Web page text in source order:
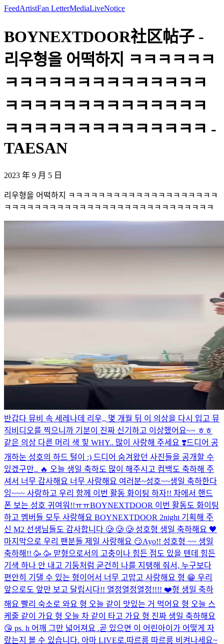
FeedArtistFan LetterMediaLiveNotice
BOYNEXTDOOR社区帖子 -
리우형을 어떡하지 ㅋㅋㅋㅋㅋㅋ
ㅋㅋㅋㅋㅋㅋㅋㅋㅋㅋㅋㅋㅋㅋ
ㅋㅋㅋㅋㅋㅋㅋㅋㅋㅋㅋㅋㅋㅋ
ㅋㅋㅋㅋㅋㅋㅋㅋㅋㅋㅋㅋㅋㅋ -
TAESAN
2023 年 9 月 5 日
리우형을 어떡하지 ㅋㅋㅋㅋㅋㅋㅋㅋㅋㅋㅋㅋㅋㅋㅋㅋㅋㅋㅋㅋ
ㅋㅋㅋㅋㅋㅋㅋㅋㅋㅋㅋㅋㅋㅋㅋㅋㅋㅋㅋㅋㅋㅋㅋㅋㅋㅋㅋㅋ
반갑다 뮤비 속 세레나데 리우,, 몇 개월 뒤 이 의상을 다시 입고 뮤
직비디오를 찍으니까 기분이 진짜 신기하고 이상했어요~~ ㅎㅎ
같은 의상 다른 머리 색 힣 WHY.. 많이 사랑해 주세요 ❣️드디어 공
개하눈 성호의 하드 털이 :) 드디어 숨겨왔던 사진들을 공개할 수
있겠구만.. 🔥 오늘 생일 축하도 많이 해주시고 컴백도 축하해 주
셔서 너무 감사해요 너무 사랑해요 여러분~성호~~생일 축하한다
잉~~~ 사랑하고 우리 함께 이번 활동 화이팅 하자!! 차에서 핸드
폰 보는 성호 귀여워!!ㅠㅠBOYNEXTDOOR 이번 활동도 화이팅
하고 멤버들 모두 사랑해요 BOYNEXTDOOR 2night 기획해 주
신 M2 선생님들도 감사합니다 🥲 🥲 🥲 성호형 생일 축하해요 🖤
마지막으로 우리 팬분들 제일 사랑해요 😏Ayo!! 성호형 ~~ 생일
축하해!! 🥳 🥳 맏형으로서의 고충이나 힘든 점도 있을 텐데 힘든
기색 하나 안 내고 기둥처럼 굳건히 나를 지탱해 줘서, 누구보다
편안히 기댈 수 있는 형이어서 너무 고맙고 사랑해요 형 😁 우리
앞으로도 앞만 보고 달립시다!! 열정열정열정!!!! ❤️형 생일 축하
해요 빨리 숙소로 와요 형 오늘 같이 맛있는 거 먹어요 형 오늘 스
케줄 같이 가요 형 오늘 차 같이 타고 가요 형 진짜 생일 축하해요
😘 ps. h 어깨 그만 넓어져요 .곧 있으면 이 어린아이가 어떻게 자
랐는지 볼 수 있습니다. 아마 LIVE로.따르릉 따르릉 비켜나세요~